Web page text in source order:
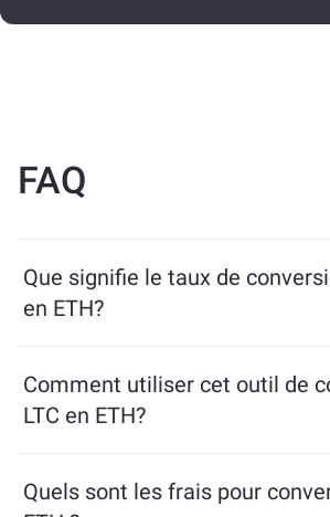
FAQ
Que signifie le taux de
en ETH?
recevrez en échange de LTC. Ce taux
fonction des conditions du marché, de
Comment utiliser cet outil de
LTC en ETH?
souhaitez échanger, et l’outil
Quels sont les frais pour